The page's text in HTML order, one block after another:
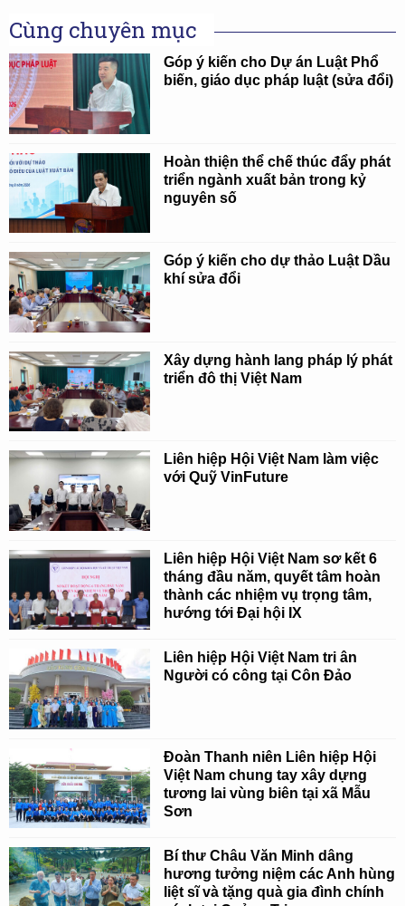
Cùng chuyên mục
Góp ý kiến cho Dự án Luật Phổ
biến, giáo dục pháp luật (sửa đổi)
Hoàn thiện thể chế thúc đẩy phát
triển ngành xuất bản trong kỷ
nguyên số
Góp ý kiến cho dự thảo Luật Dầu
khí sửa đổi
Xây dựng hành lang pháp lý phát
triển đô thị Việt Nam
Liên hiệp Hội Việt Nam làm việc
với Quỹ VinFuture
Liên hiệp Hội Việt Nam sơ kết 6
tháng đầu năm, quyết tâm hoàn
thành các nhiệm vụ trọng tâm,
hướng tới Đại hội IX
Liên hiệp Hội Việt Nam tri ân
Người có công tại Côn Đảo
Đoàn Thanh niên Liên hiệp Hội
Việt Nam chung tay xây dựng
tương lai vùng biên tại xã Mẫu
Sơn
Bí thư Châu Văn Minh dâng
hương tưởng niệm các Anh hùng
liệt sĩ và tặng quà gia đình chính